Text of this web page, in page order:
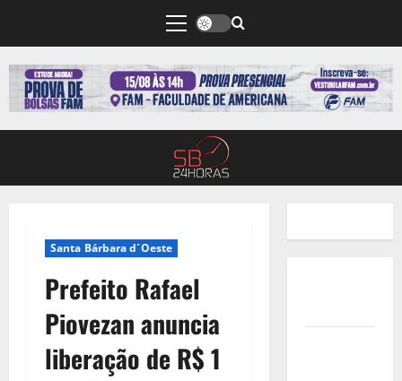
Santa Bárbara d´Oeste
Prefeito Rafael
Piovezan anuncia
liberação de R$ 1